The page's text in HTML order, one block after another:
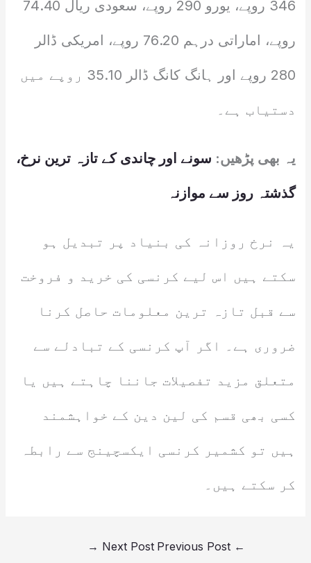
346 روپے، یورو 290 روپے، سعودی ریال 74.40
روپے، اماراتی درہم 76.20 روپے، امریکی ڈالر
280 روپے اور ہانگ کانگ ڈالر 35.10 روپے میں
دستیاب ہے۔
یہ بھی پڑھیں: سونے اور چاندی کے تازہ ترین نرخ،
گذشتہ روز سے موازنہ
یہ نرخ روزانہ کی بنیاد پر تبدیل ہو
سکتے ہیں اس لیے کرنسی کی خرید و فروخت
سے قبل تازہ ترین معلومات حاصل کرنا
ضروری ہے۔ اگر آپ کرنسی کے تبادلے سے
متعلق مزید تفصیلات جاننا چاہتے ہیں یا
کسی بھی قسم کی لین دین کے خواہشمند
ہیں تو کشمیر کرنسی ایکسچینج سے رابطہ
کر سکتے ہیں۔
←
Next Post
→